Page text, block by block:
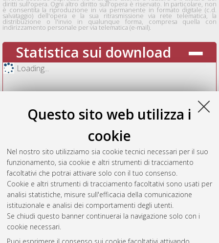
Questo sito web utilizza i
cookie
Nel nostro sito utilizziamo sia cookie tecnici necessari per il suo
funzionamento, sia cookie e altri strumenti di tracciamento
facoltativi che potrai attivare solo con il tuo consenso.
Cookie e altri strumenti di tracciamento facoltativi sono usati per
analisi statistiche, misure sull'efficacia della comunicazione
istituzionale e analisi dei comportamenti degli utenti.
Se chiudi questo banner continuerai la navigazione solo con i
cookie necessari.
diritti sull'opera. Ogni altro diritto sull'opera è riservato. In particolare, non
è consentita la riproduzione in via permanente in formato digitale (c.d.
salvataggio) dell'opera e la sua ritrasmissione via rete telematica, la
distribuzione o l'invio in qualunque forma, compresa quella con
indirizzamento personale per via telematica (e-mail).
Statistica sui download
Loading...
Vedi altre statistiche
Gestione del documento: